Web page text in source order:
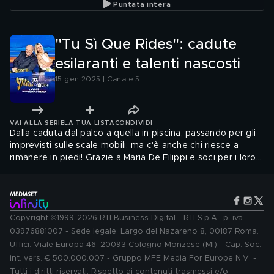
omaggiano il figlio ucciso Puntata intera
"Tu Sì Que Rides": cadute
esilaranti e talenti nascosti
15 gen 2025 | Canale 5
VAI ALLA SERIE LA TUA LISTA CONDIVIDI
Dalla caduta dal palco a quella in piscina, passando per gli
imprevisti sulle scale mobili, ma c'è anche chi riesce a
rimanere in piedi! Grazie a Maria De Filippi e soci per i loro
Copyright ©1999-2026 RTI Business Digital - RTI S.p.A.: p. iva
03976881007 - Sede legale: Largo del Nazareno 8, 00187 Roma.
Uffici: Viale Europa 46, 20093 Cologno Monzese (MI) - Cap. Soc.
int. vers. € 500.000.007 - Gruppo MFE Media For Europe N.V. -
Tutti i diritti riservati. Rispetto ai contenuti trasmessi e/o